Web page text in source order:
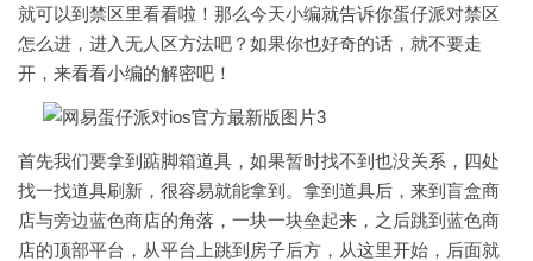
就可以到禁区里看看啦！那么今天小编就告诉你蛋仔派对禁区
怎么进，进入无人区方法吧？如果你也好奇的话，就不要走
开，来看看小编的解密吧！
首先我们要拿到踮脚箱道具，如果暂时找不到也没关系，四处
找一找道具刷新，很容易就能拿到。拿到道具后，来到盲盒商
店与旁边蓝色商店的角落，一块一块垒起来，之后跳到蓝色商
店的顶部平台，从平台上跳到房子后方，从这里开始，后面就